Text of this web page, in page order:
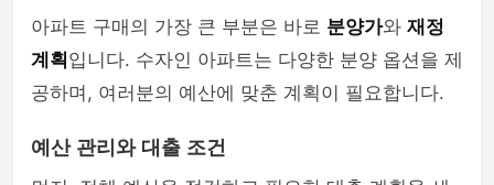
아파트 구매의 가장 큰 부분은 바로 분양가와 재정
계획 입니다. 수자인 아파트는 다양한 분양 옵션을 제
공하며, 여러분의 예산에 맞춘 계획이 필요합니다.
예산 관리와 대출 조건